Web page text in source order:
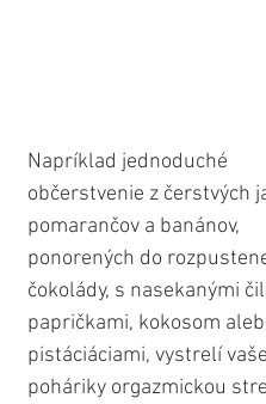
Napríklad jednoduché
občerstvenie z čerstvých
pomarančov a banánov,
ponorených do
čokolády, s nasekanými
papričkami, kokosom
pistáciáciami, vystrelí
poháriky orgazmickou